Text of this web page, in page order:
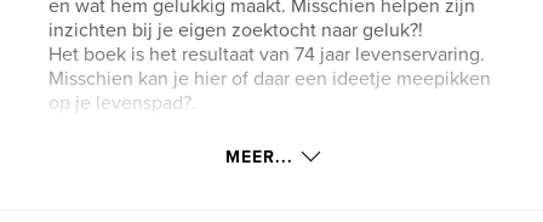
en wat hem gelukkig maakt. Misschien helpen zijn
inzichten bij je eigen zoektocht naar geluk?!
Het boek is het resultaat van 74 jaar levenservaring.
Misschien kan je hier of daar een ideetje meepikken
op je levenspad?.
MEER...